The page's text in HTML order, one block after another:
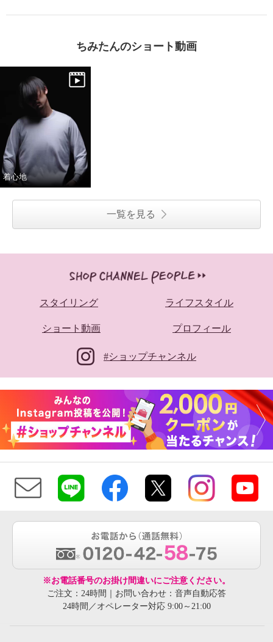
ちみたんのショート動画
着心地
一覧を見る
スタイリング ライフスタイル
ショート動画 プロフィール
#ショップチャンネル
※お電話番号のお掛け間違いにご注意ください。
ご注文：24時間｜お問い合わせ：音声自動応答
24時間／オペレーター対応 9:00～21:00